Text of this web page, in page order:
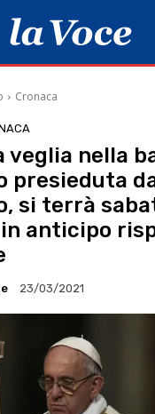
Cronaca
veglia nella
presieduta
si terrà
in anticipo
23/03/2021